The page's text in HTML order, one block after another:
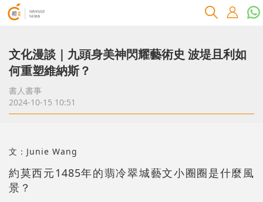
文化漫談｜九頭身美神閃耀藝術史 波堤且利如
何重塑維納斯？
書人書事
2024-10-15 10:51
文：Junie Wang
約莫西元1485年的翡冷翠城藝文小圈圈是什麼風
景？